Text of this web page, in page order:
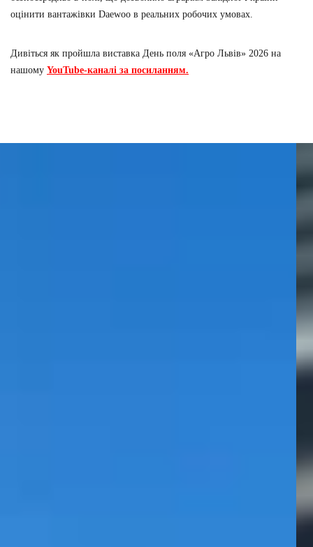
оцінити вантажівки Daewoo в реальних робочих умовах.
Дивіться як пройшла виставка День поля «Агро Львів» 2026 на
нашому YouTube-каналі за посиланням.